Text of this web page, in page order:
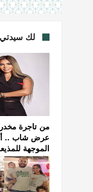
لك سيدتي
من تاجرة
عرض شاب ..
الموجهة
خليفة